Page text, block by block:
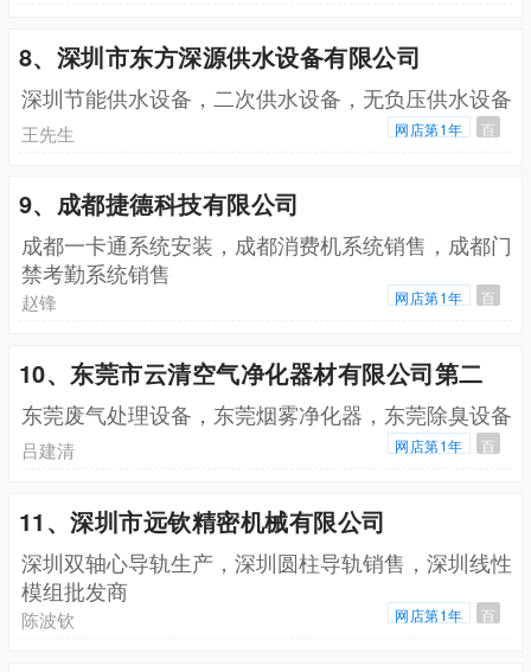
8、深圳市东方深源供水设备有限公司
深圳节能供水设备，二次供水设备，无负压供水设备
王先生 网店第1年 百
9、成都捷德科技有限公司
成都一卡通系统安装，成都消费机系统销售，成都门
禁考勤系统销售
赵锋 网店第1年 百
10、东莞市云清空气净化器材有限公司第二
东莞废气处理设备，东莞烟雾净化器，东莞除臭设备
吕建清 网店第1年 百
11、深圳市远钦精密机械有限公司
深圳双轴心导轨生产，深圳圆柱导轨销售，深圳线性
模组批发商
陈波钦 网店第1年 百